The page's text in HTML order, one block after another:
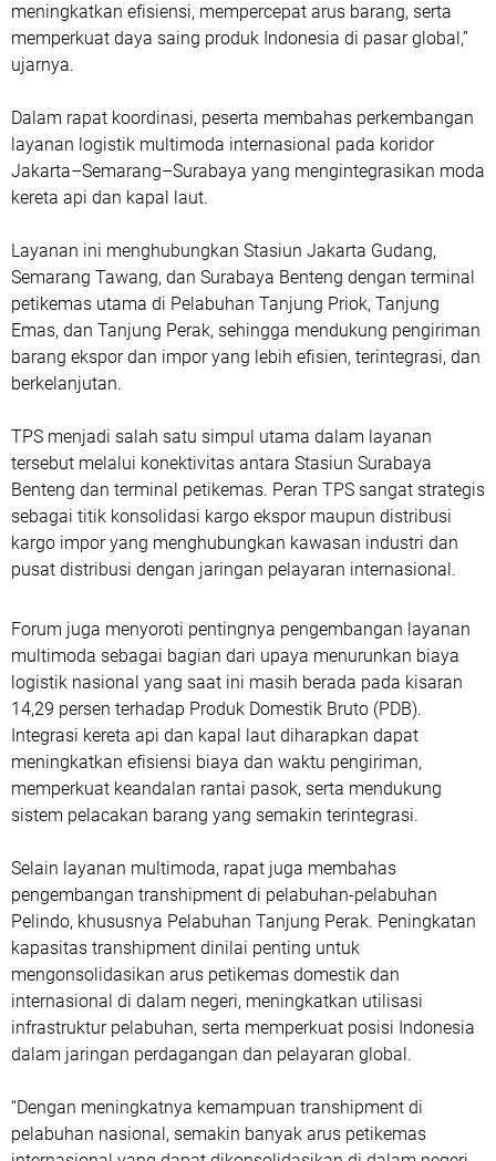
meningkatkan efisiensi, mempercepat arus barang, serta
memperkuat daya saing produk Indonesia di pasar global,”
ujarnya.
Dalam rapat koordinasi, peserta membahas perkembangan
layanan logistik multimoda internasional pada koridor
Jakarta–Semarang–Surabaya yang mengintegrasikan moda
kereta api dan kapal laut.
Layanan ini menghubungkan Stasiun Jakarta Gudang,
Semarang Tawang, dan Surabaya Benteng dengan terminal
petikemas utama di Pelabuhan Tanjung Priok, Tanjung
Emas, dan Tanjung Perak, sehingga mendukung pengiriman
barang ekspor dan impor yang lebih efisien, terintegrasi, dan
berkelanjutan.
TPS menjadi salah satu simpul utama dalam layanan
tersebut melalui konektivitas antara Stasiun Surabaya
Benteng dan terminal petikemas. Peran TPS sangat strategis
sebagai titik konsolidasi kargo ekspor maupun distribusi
kargo impor yang menghubungkan kawasan industri dan
pusat distribusi dengan jaringan pelayaran internasional.
Forum juga menyoroti pentingnya pengembangan layanan
multimoda sebagai bagian dari upaya menurunkan biaya
logistik nasional yang saat ini masih berada pada kisaran
14,29 persen terhadap Produk Domestik Bruto (PDB).
Integrasi kereta api dan kapal laut diharapkan dapat
meningkatkan efisiensi biaya dan waktu pengiriman,
memperkuat keandalan rantai pasok, serta mendukung
sistem pelacakan barang yang semakin terintegrasi.
Selain layanan multimoda, rapat juga membahas
pengembangan transhipment di pelabuhan-pelabuhan
Pelindo, khususnya Pelabuhan Tanjung Perak. Peningkatan
kapasitas transhipment dinilai penting untuk
mengonsolidasikan arus petikemas domestik dan
internasional di dalam negeri, meningkatkan utilisasi
infrastruktur pelabuhan, serta memperkuat posisi Indonesia
dalam jaringan perdagangan dan pelayaran global.
“Dengan meningkatnya kemampuan transhipment di
pelabuhan nasional, semakin banyak arus petikemas